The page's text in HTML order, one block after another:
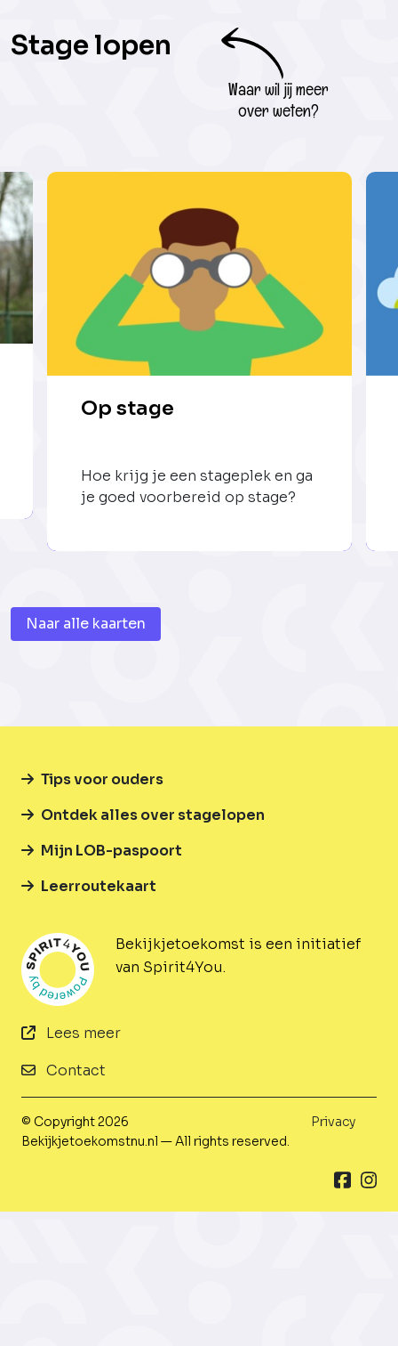
Stage lopen
Waar wil jij meer
over weten?
Op stage
Hoe krijg je een stageplek en ga
je goed voorbereid op stage?
Naar alle kaarten
Bekijkjetoekomst is een initiatief
van Spirit4You.
Lees meer
Contact
Tips voor ouders
Ontdek alles over stagelopen
Mijn LOB-paspoort
Leerroutekaart
© Copyright 2026
Bekijkjetoekomstnu.nl — All rights reserved.
Privacy